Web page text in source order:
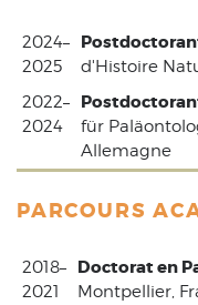
2024–
2025
d'Histoire
2022–
2024
für
Allemagne
PARCOURS
2018–
2021
Doctorat en
Montpellier,